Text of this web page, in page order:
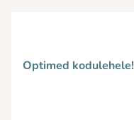
Optimed kodulehele!